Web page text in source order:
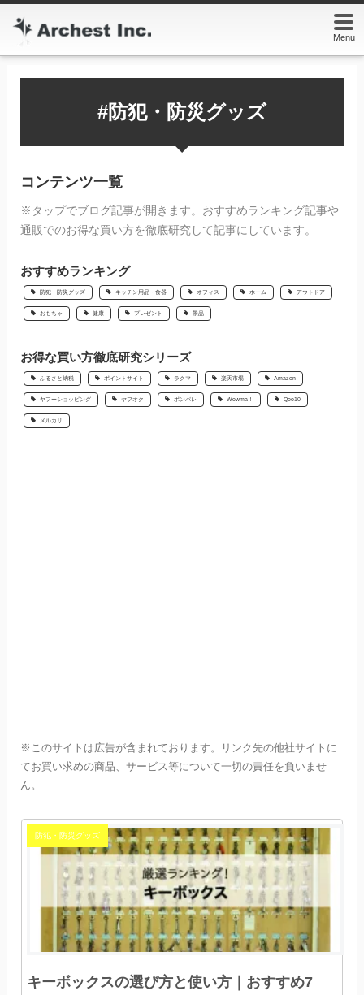
Menu
#防犯・防災グッズ
コンテンツ一覧
※タップでブログ記事が開きます。おすすめランキング記事や
通販でのお得な買い方を徹底研究して記事にしています。
おすすめランキング
防犯・防災グッズ キッチン用品・食器 オフィス ホーム アウトドア
おもちゃ 健康 プレゼント 景品
お得な買い方徹底研究シリーズ
ふるさと納税 ポイントサイト ラクマ 楽天市場 Amazon
ヤフーショッピング ヤフオク ポンパレ Wowma！ Qoo10
メルカリ
※このサイトは広告が含まれております。リンク先の他社サイトに
てお買い求めの商品、サービス等について一切の責任を負いませ
ん。
防犯・防災グッズ
キーボックスの選び方と使い方｜おすすめ7